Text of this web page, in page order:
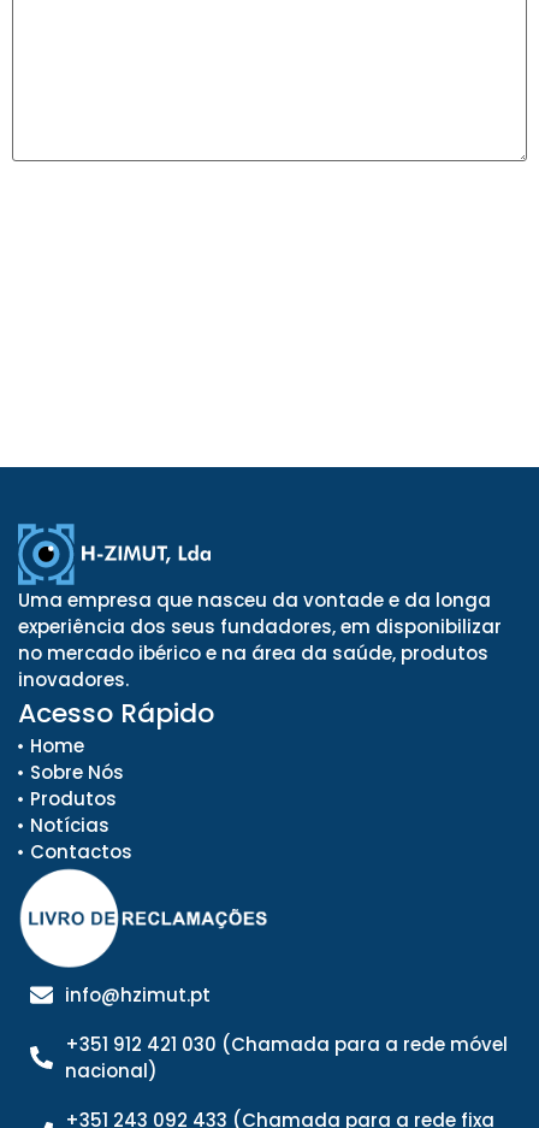
Uma empresa que nasceu da vontade e da longa
experiência dos seus fundadores, em disponibilizar
no mercado ibérico e na área da saúde, produtos
inovadores.
Acesso Rápido
Home
Sobre Nós
Produtos
Notícias
Contactos
info@hzimut.pt
+351 912 421 030 (Chamada para a rede móvel
nacional)
+351 243 092 433 (Chamada para a rede fixa